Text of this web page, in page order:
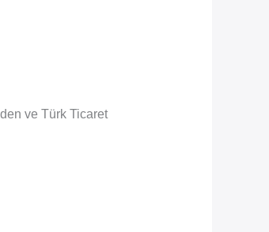
ve Türk Ticaret